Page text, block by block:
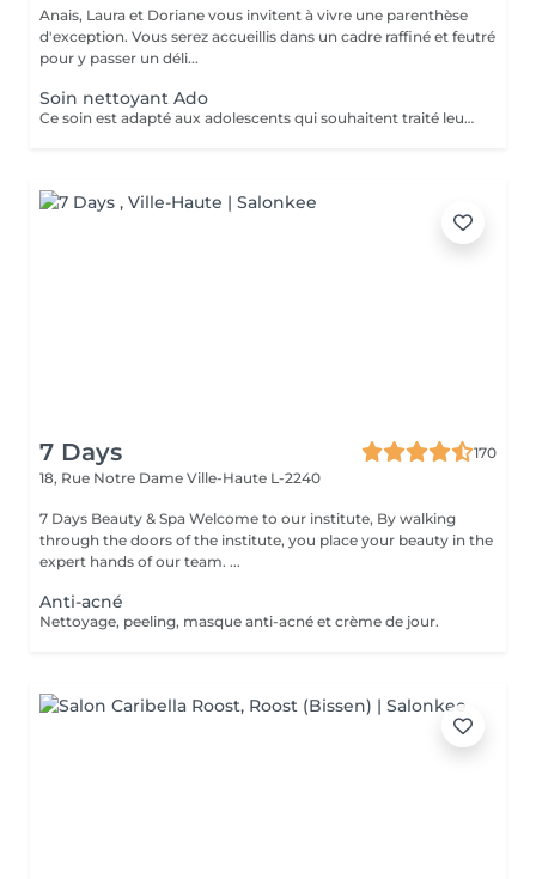
Anais, Laura et Doriane vous invitent à vivre une parenthèse
d'exception. Vous serez accueillis dans un cadre raffiné et feutré
pour y passer un déli...
Soin nettoyant Ado
Ce soin est adapté aux adolescents qui souhaitent traité leurs acné ou avoir une peau plus lisse et lumineuse !
7 Days
170
18, Rue Notre Dame Ville-Haute L-2240
7 Days Beauty & Spa Welcome to our institute, By walking
through the doors of the institute, you place your beauty in the
expert hands of our team. ...
Anti-acné
Nettoyage, peeling, masque anti-acné et crème de jour.